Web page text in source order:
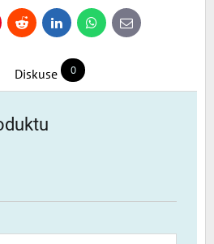
Reddit LinkedInWhatsApp
E-
mail
Diskuse 0